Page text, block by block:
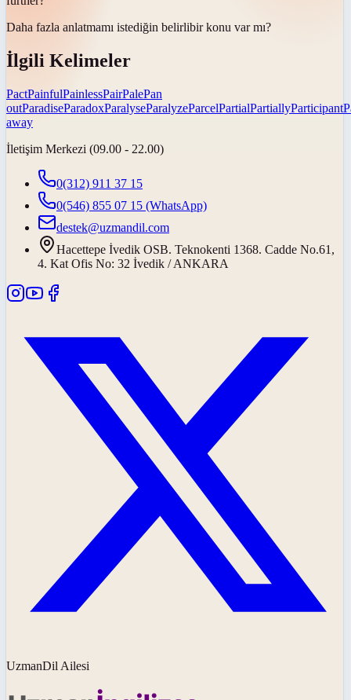
Daha fazla anlatmamı istediğin belirlibir konu var mı?
İlgili Kelimeler
PactPainfulPainlessPairPalePan
outParadiseParadoxParalyseParalyzeParcelPartialPartiallyParticipant
away
İletişim Merkezi (09.00 - 22.00)
0(312) 911 37 15
0(546) 855 07 15 (WhatsApp)
destek@uzmandil.com
Hacettepe İvedik OSB. Teknokenti 1368. Cadde No.61,
4. Kat Ofis No: 32 İvedik / ANKARA
UzmanDil Ailesi